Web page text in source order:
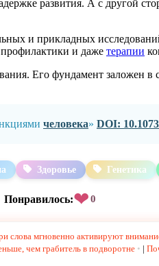
развития. А с другой
и прикладных
и даже терапии
Его фундамент заложен в
человека» DOI:
Здоровье Генетика
Понравилось:❤0
слова мгновенно активируют
чем грабитель в подворотне |